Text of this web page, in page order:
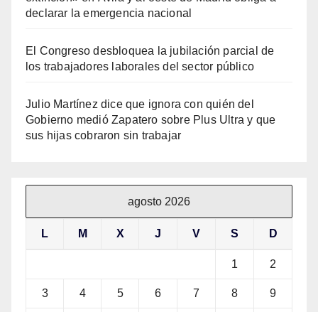
declarar la emergencia nacional
El Congreso desbloquea la jubilación parcial de
los trabajadores laborales del sector público
Julio Martínez dice que ignora con quién del
Gobierno medió Zapatero sobre Plus Ultra y que
sus hijas cobraron sin trabajar
agosto 2026
L M X J V S D
1 2
3 4 5 6 7 8 9